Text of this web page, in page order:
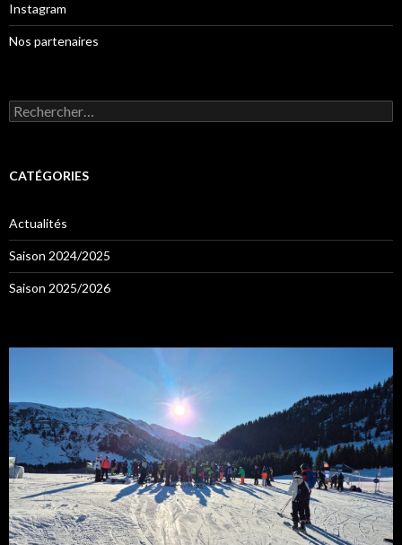
Instagram
Nos partenaires
Rechercher :
CATÉGORIES
Actualités
Saison 2024/2025
Saison 2025/2026